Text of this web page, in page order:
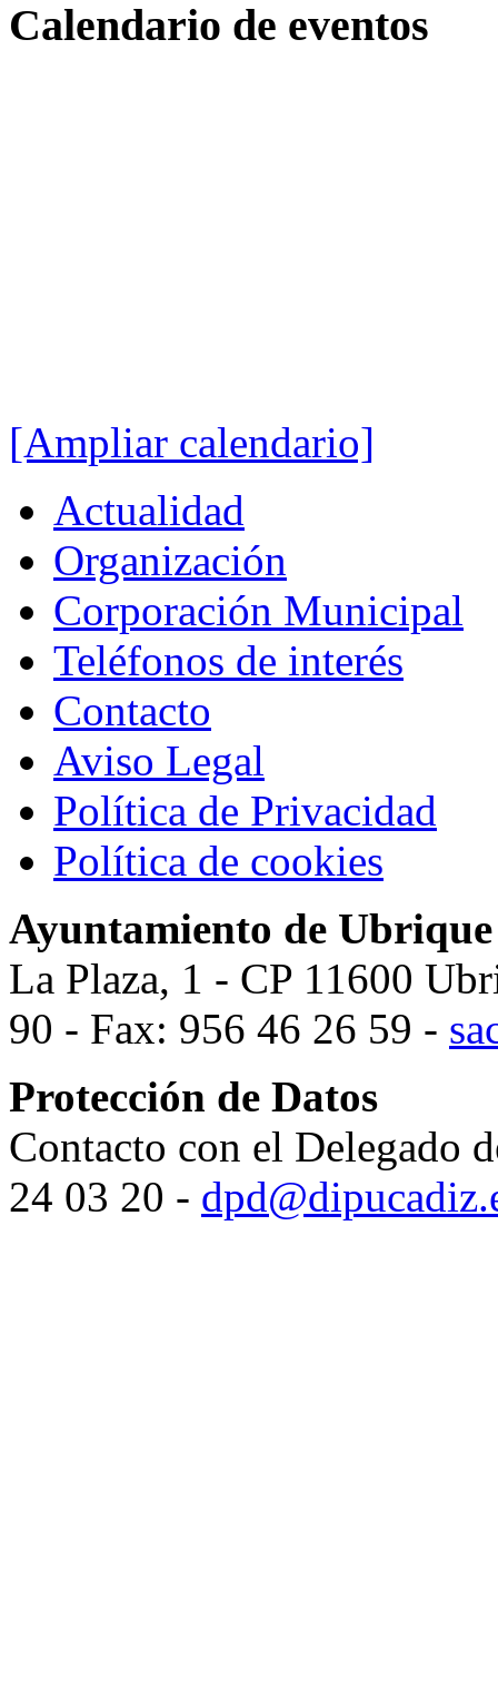
Calendario de eventos
[Ampliar calendario]
Actualidad
Organización
Corporación Municipal
Teléfonos de interés
Contacto
Aviso Legal
Política de Privacidad
Política de cookies
Ayuntamiento de Ubrique
La Plaza, 1 - CP 11600
90 - Fax: 956 46 26 59 -
Protección de Datos
Contacto con el Delegado
24 03 20 -